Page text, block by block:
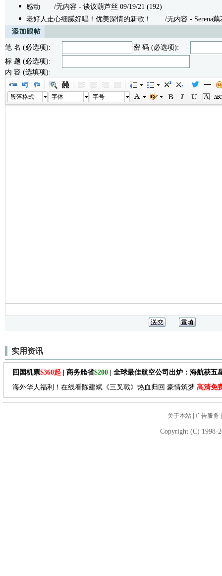
感动 /无内容 - 谈议葫芦丝 09/19/21 (192)
老好人走心细腻好唱！优美深情的新歌！
/无内容 - Serena藕
笔 名 (必选项):
密 码 (必选项):
标 题 (必选项):
内 容 (选填项):
段落格式 字体 字号
实用资讯
回国机票$360起 | 商务舱省$200 | 全球最佳航空公司出炉：海航获五
海外华人福利！在线看陈建斌《三叉戟》热血归回 豪情筑梦 高清免
关于本站| 广告服务
Copyright (C) 1998-